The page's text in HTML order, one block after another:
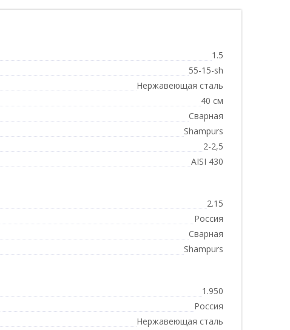
1.5
55-15-sh
Нержавеющая сталь
40 см
Сварная
Shampurs
2-2,5
AISI 430
2.15
Россия
Сварная
Shampurs
1.950
Россия
Нержавеющая сталь